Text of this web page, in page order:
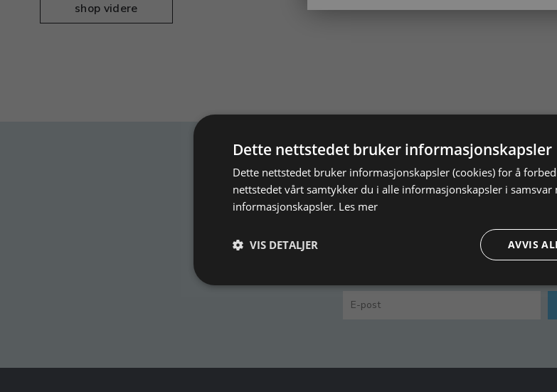
shop videre
Motta
Abonner på nyhetsbrevet vårt og motta inspirasjon, gode
Ved å abonnere på vårt nyhetsbrev, godtar du vår
Dette nettstedet bruker informasjonskapsler
Dette nettstedet bruker informasjonskapsler (cookies) for å
nettstedet vårt samtykker du i alle informasjonskapsler i
informasjonskapsler. Les mer
AVVIS
VIS DETALJER